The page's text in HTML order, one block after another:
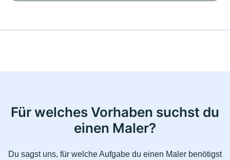
Für welches Vorhaben suchst du
einen Maler?
Du sagst uns, für welche Aufgabe du einen Maler benötigst